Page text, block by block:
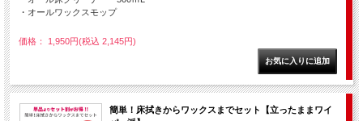
・オールワックスモップ
価格： 1,950円(税込 2,145円)
簡単！床拭きからワックスまでセット【立ったままワイ